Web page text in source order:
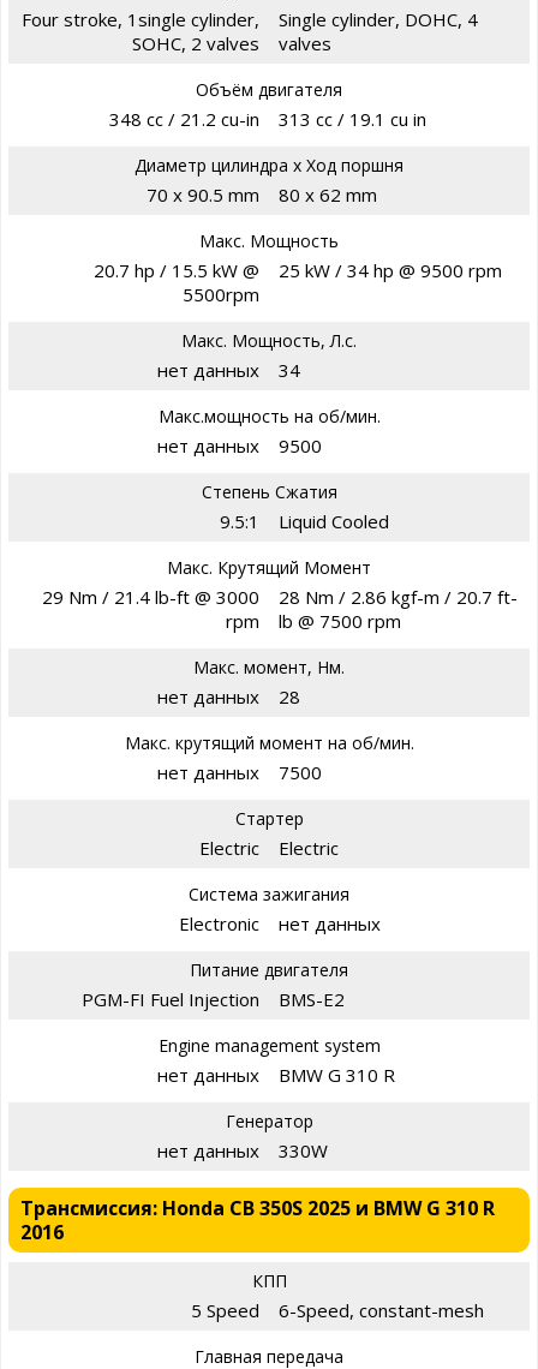
Four stroke, 1single cylinder,
SOHC, 2 valves
Single cylinder, DOHC, 4
valves
Объём двигателя
348 cc / 21.2 cu-in 313 cc / 19.1 cu in
Диаметр цилиндра х Ход поршня
70 х 90.5 mm 80 x 62 mm
Макс. Мощность
20.7 hp / 15.5 kW @
5500rpm
25 kW / 34 hp @ 9500 rpm
Макс. Мощность, Л.с.
нет данных 34
Макс.мощность на об/мин.
нет данных 9500
Степень Сжатия
9.5:1 Liquid Cooled
Макс. Крутящий Момент
29 Nm / 21.4 lb-ft @ 3000
rpm
28 Nm / 2.86 kgf-m / 20.7 ft-
lb @ 7500 rpm
Макс. момент, Нм.
нет данных 28
Макс. крутящий момент на об/мин.
нет данных 7500
Стартер
Electric Electric
Система зажигания
Electronic нет данных
Питание двигателя
PGM-FI Fuel Injection BMS-E2
Engine management system
нет данных BMW G 310 R
Генератор
нет данных 330W
Трансмиссия: Honda CB 350S 2025 и BMW G 310 R
2016
КПП
5 Speed 6-Speed, constant-mesh
Главная передача